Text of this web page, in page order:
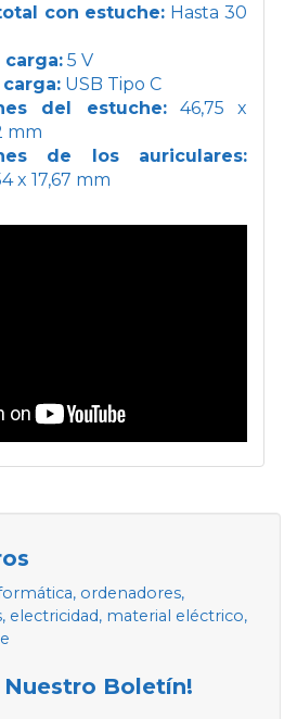
con estuche: Hasta 30
5 V
USB Tipo C
del estuche:46,75 x
mm
de los auriculares:
x 17,67 mm
ordenadores,
electricidad, material eléctrico,
Nuestro Boletín!